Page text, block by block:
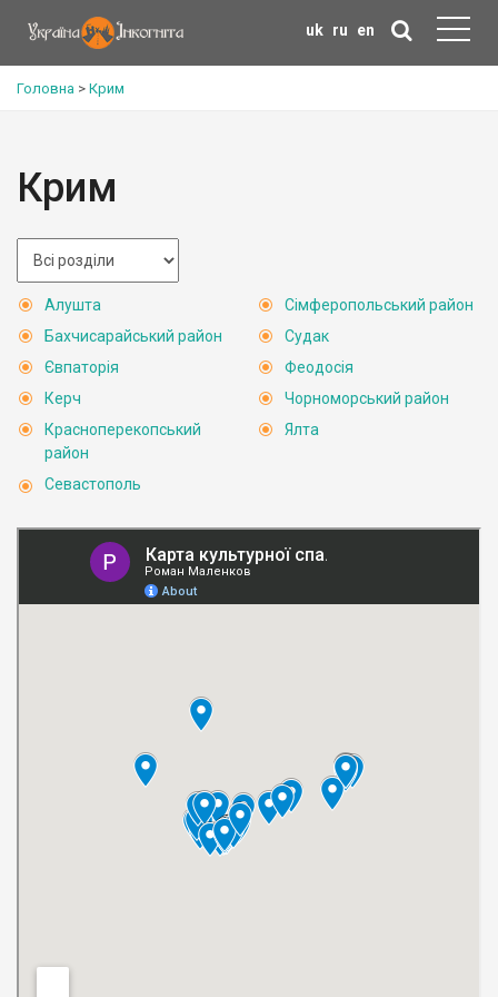
uk ru en
Головна > Крим
Крим
Алушта
Бахчисарайський район
Євпаторія
Керч
Красноперекопський
район
Севастополь
Сімферопольський район
Судак
Феодосія
Чорноморський район
Ялта